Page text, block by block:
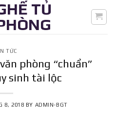
TỦ
TỨC
phòng “chuẩn”
sinh tài lộc
8, 2018 BY ADMIN-BGT